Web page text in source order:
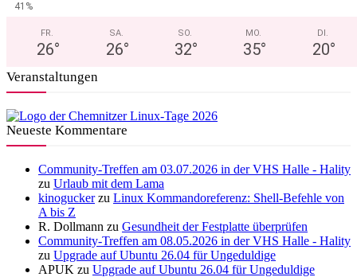
41%
FR.
26°
SA.
26°
SO.
32°
MO.
35°
DI.
20°
Veranstaltungen
Neueste Kommentare
Community-Treffen am 03.07.2026 in der VHS Halle - Hality
zu Urlaub mit dem Lama
kinoguckerzu Linux Kommandoreferenz: Shell-Befehle von
A bis Z
R. Dollmann zu Gesundheit der Festplatte überprüfen
Community-Treffen am 08.05.2026 in der VHS Halle - Hality
zu Upgrade auf Ubuntu 26.04 für Ungeduldige
APUK zu Upgrade auf Ubuntu 26.04 für Ungeduldige